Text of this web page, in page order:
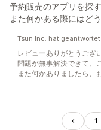
予約販売のアプリを探
また何かある際にはど
Tsun Inc. hat
レビューありがとうござ
問題が無事解決できて、
また何かありましたら、
1